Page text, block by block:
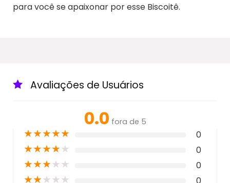
para você se apaixonar por esse Biscoitê.
Avaliações de Usuários
0.0 fora de 5
★★★★★ 0
★★★★★ 0
★★★★★ 0
★★★★★